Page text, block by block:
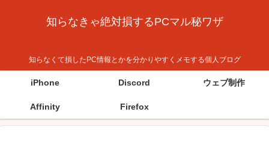
知らなきゃ絶対損するPCマル秘ワザ
知らなくて損したPC情報とかを分かりやすくメモする個人ブログ
iPhone Discord ウェブ制作
Affinity Firefox